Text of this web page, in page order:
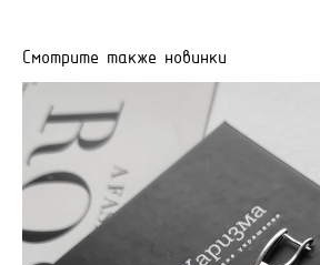
Смотрите также новинки